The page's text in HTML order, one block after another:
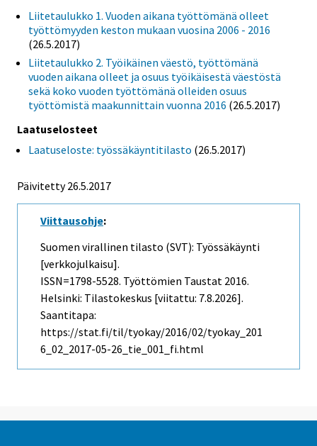
Liitetaulukko 1. Vuoden aikana työttömänä olleet
työttömyyden keston mukaan vuosina 2006 - 2016
(26.5.2017)
Liitetaulukko 2. Työikäinen väestö, työttömänä
vuoden aikana olleet ja osuus työikäisestä väestöstä
sekä koko vuoden työttömänä olleiden osuus
työttömistä maakunnittain vuonna 2016 (26.5.2017)
Laatuselosteet
Laatuseloste: työssäkäyntitilasto (26.5.2017)
Päivitetty 26.5.2017
Viittausohje:
Suomen virallinen tilasto (SVT): Työssäkäynti
[verkkojulkaisu].
ISSN=1798-5528. Työttömien Taustat 2016.
Helsinki: Tilastokeskus [viitattu: 7.8.2026].
Saantitapa:
https://stat.fi/til/tyokay/2016/02/tyokay_201
6_02_2017-05-26_tie_001_fi.html